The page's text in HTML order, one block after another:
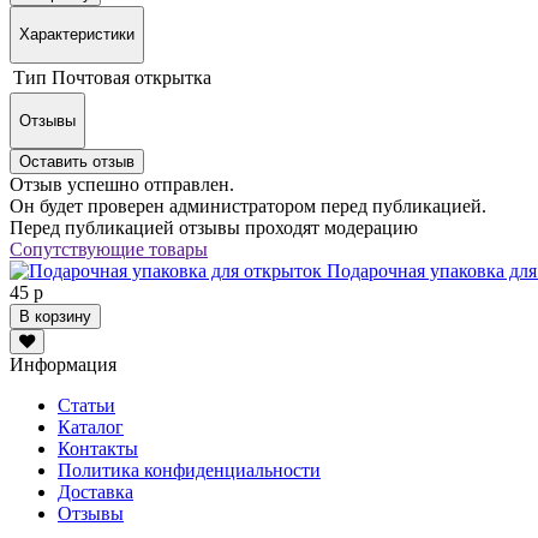
Характеристики
Тип Почтовая открытка
Отзывы
Оставить отзыв
Отзыв успешно отправлен.
Он будет проверен администратором перед публикацией.
Перед публикацией отзывы проходят модерацию
Сопутствующие товары
Подарочная упаковка
45 р
В корзину
Информация
Статьи
Каталог
Контакты
Политика конфиденциальности
Доставка
Отзывы